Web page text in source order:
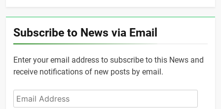
Subscribe to News via Email
Enter your email address to subscribe to this News and
receive notifications of new posts by email.
Email
Address